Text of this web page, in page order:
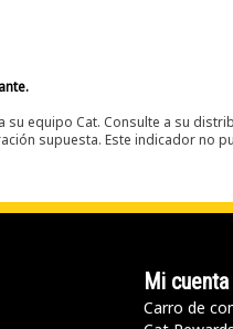
equipo Cat. Consulte a su
supuesta. Este indicador no
Mi cuenta
Carro de